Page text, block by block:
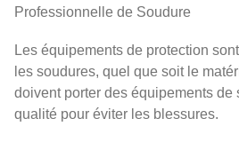
Professionnelle de Soudure
Les équipements de protection
les soudures, quel que soit le
doivent porter des équipements de
qualité pour éviter les blessures.